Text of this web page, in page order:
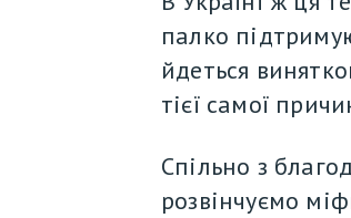
палко
йдеться
тієї самої
Спільно з
розвінчуємо